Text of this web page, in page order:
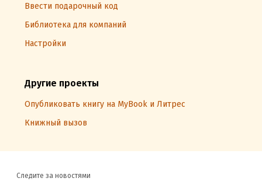
Ввести подарочный код
Библиотека для компаний
Настройки
Другие проекты
Опубликовать книгу на MyBook и Литрес
Книжный вызов
Следите за новостями